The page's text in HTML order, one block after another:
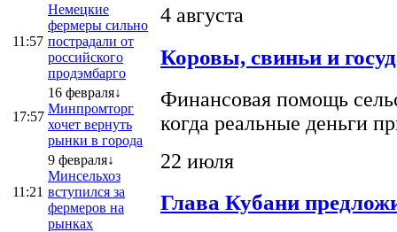
11:57
Немецкие
фермеры сильно
пострадали от
российского
продэмбарго
17:57
16 февраля↓
Минпромторг
хочет вернуть
рынки в города
11:21
9 февраля↓
Минсельхоз
вступился за
фермеров на
рынках
4 августа
Коровы, свиньи и
Финансовая помощь
когда реальные деньги
22 июля
Глава Кубани